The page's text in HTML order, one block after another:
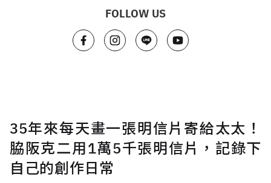
FOLLOW US
35年來每天畫一張明信片寄給太太！
脇阪克二用1萬5千張明信片，記錄下
自己的創作日常